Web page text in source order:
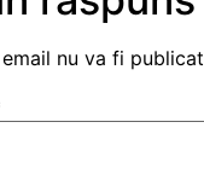
nu va fi